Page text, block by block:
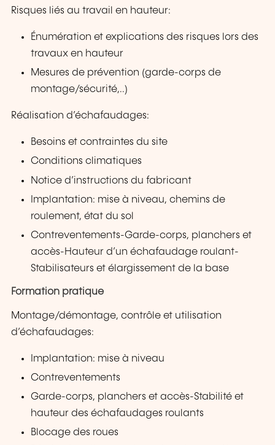
Risques liés au travail en hauteur:
Énumération et explications des risques lors des
travaux en hauteur
Mesures de prévention (garde-corps de
montage/sécurité,..)
Réalisation d’échafaudages:
Besoins et contraintes du site
Conditions climatiques
Notice d’instructions du fabricant
Implantation: mise à niveau, chemins de
roulement, état du sol
Contreventements-Garde-corps, planchers et
accès-Hauteur d’un échafaudage roulant-
Stabilisateurs et élargissement de la base
Formation pratique
Montage/démontage, contrôle et utilisation
d’échafaudages:
Implantation: mise à niveau
Contreventements
Garde-corps, planchers et accès-Stabilité et
hauteur des échafaudages roulants
Blocage des roues